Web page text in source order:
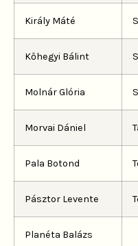
Király Máté
Kőhegyi Bálint
Molnár Glória
Morvai Dániel
Pala Botond
Pásztor Levente
Planéta Balázs